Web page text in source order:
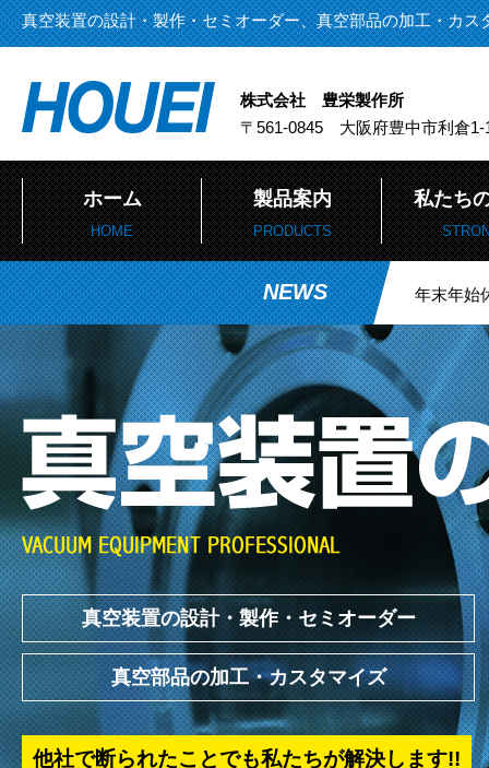
真空装置の設計・製作・セミオーダー、真空部品の加工・カ
株式会社 豊栄製作所
〒561-0845 大阪府豊中市利倉1-
ホーム
HOME
製品案内
PRODUCTS
私たち
NEWS 製品案
真空装置の設計・製作・セミオーダー
真空部品の加工・カスタマイズ
他社で断られたことでも私たちが解決します!!